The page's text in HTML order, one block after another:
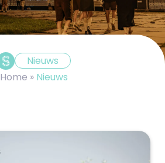
Nieuws
Home » Nieuws